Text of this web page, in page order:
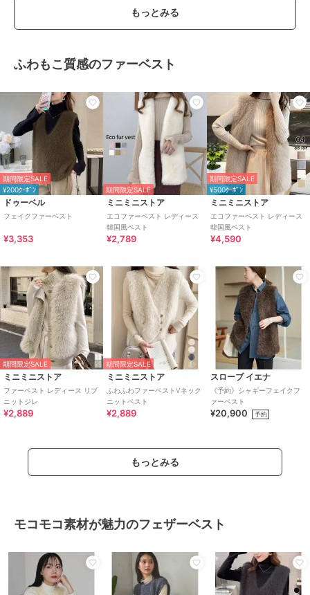
もっとみる
ふわもこ質感のファーベスト
期間限定SALE
¥200ｸｰﾎﾟﾝ
ドゥーベル
フェイクファーベスト
¥3,353
期間限定SALE
ミニミニストア
エコファーベスト レディース
韓国風ベスト
¥2,789
期間限定SALE
¥500ｸｰﾎﾟﾝ
ミニミニストア
エコファーベスト レディース
韓国風ベスト
¥4,590
期間限定SALE
ミニミニストア
ファーベスト レディース リブ
ニットジレ
¥2,889
期間限定SALE
ミニミニストア
ふわふわファーベストVネック
ニットベスト
¥2,889
スローブ イエナ
《予約》シャギーフェイクフ
ァーベスト
¥20,900 予約
もっとみる
モコモコ素材が魅力のフェザーベスト